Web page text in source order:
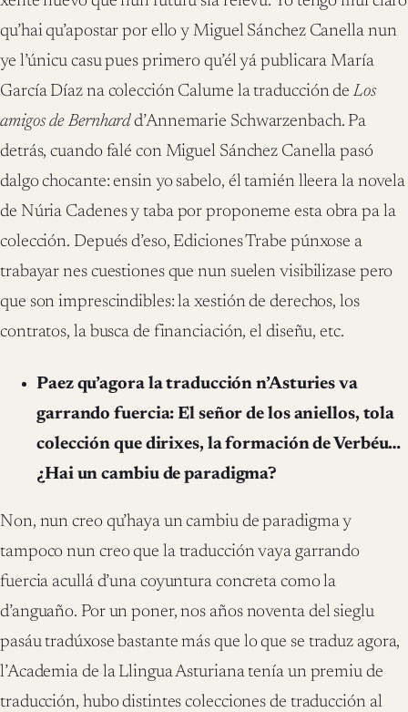
qu’hai qu’apostar por ello y Miguel Sánchez Canella nun
ye l’únicu casu pues primero qu’él yá publicara María
García Díaz na colección Calume la traducción deLos
amigos de Bernhardd’Annemarie Schwarzenbach. Pa
detrás, cuando falé con Miguel Sánchez Canella pasó
dalgo chocante: ensin yo sabelo, él tamién lleera la novela
de Núria Cadenes y taba por proponeme esta obra pa la
colección. Depués d’eso, Ediciones Trabe púnxose a
trabayar nes cuestiones que nun suelen visibilizase pero
que son imprescindibles: la xestión de derechos, los
contratos, la busca de financiación, el diseñu, etc.
Paez qu’agora la traducción n’Asturies va
garrando fuercia: El señor de los aniellos, tola
colección que dirixes, la formación de Verbéu…
¿Hai un cambiu de paradigma?
Non, nun creo qu’haya un cambiu de paradigma y
tampoco nun creo que la traducción vaya garrando
fuercia acullá d’una coyuntura concreta como la
d’anguaño. Por un poner, nos años noventa del sieglu
pasáu tradúxose bastante más que lo que se traduz agora,
l’Academia de la Llingua Asturiana tenía un premiu de
traducción, hubo distintes colecciones de traducción al